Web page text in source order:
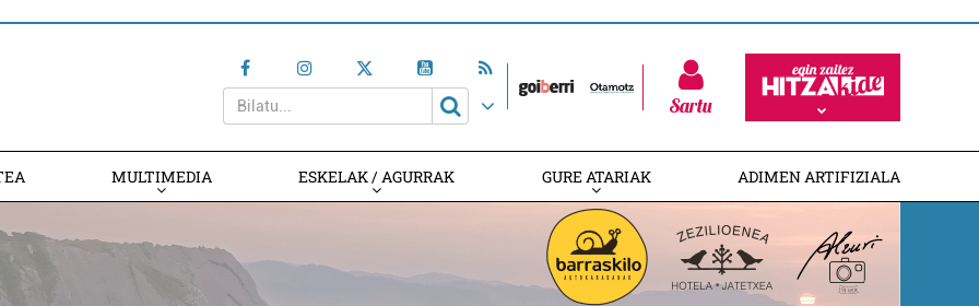
Sartu
MULTIMEDIA ESKELAK / AGURRAK GURE ATARIAK ADIMEN ARTIFIZIALA